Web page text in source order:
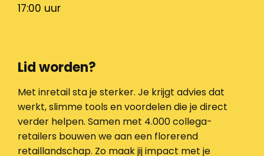
17:00 uur
Lid worden?
Met inretail sta je sterker. Je krijgt advies dat
werkt, slimme tools en voordelen die je direct
verder helpen. Samen met 4.000 collega-
retailers bouwen we aan een florerend
retaillandschap. Zo maak jij impact met je